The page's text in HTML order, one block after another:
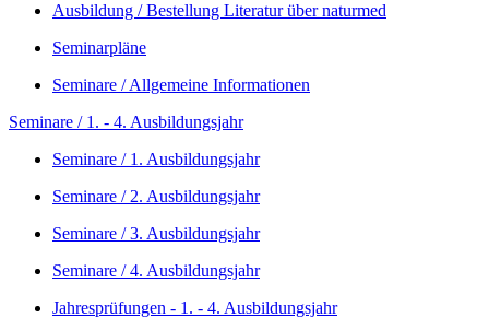
Ausbildung / Bestellung Literatur über naturmed
Seminarpläne
Seminare / Allgemeine Informationen
Seminare / 1. - 4. Ausbildungsjahr
Seminare / 1. Ausbildungsjahr
Seminare / 2. Ausbildungsjahr
Seminare / 3. Ausbildungsjahr
Seminare / 4. Ausbildungsjahr
Jahresprüfungen - 1. - 4. Ausbildungsjahr